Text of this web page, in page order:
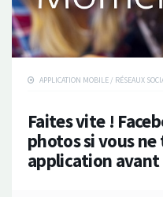
APPLICATION MOBILE / RÉSEAUX
Faites vite !
photos si vous
application